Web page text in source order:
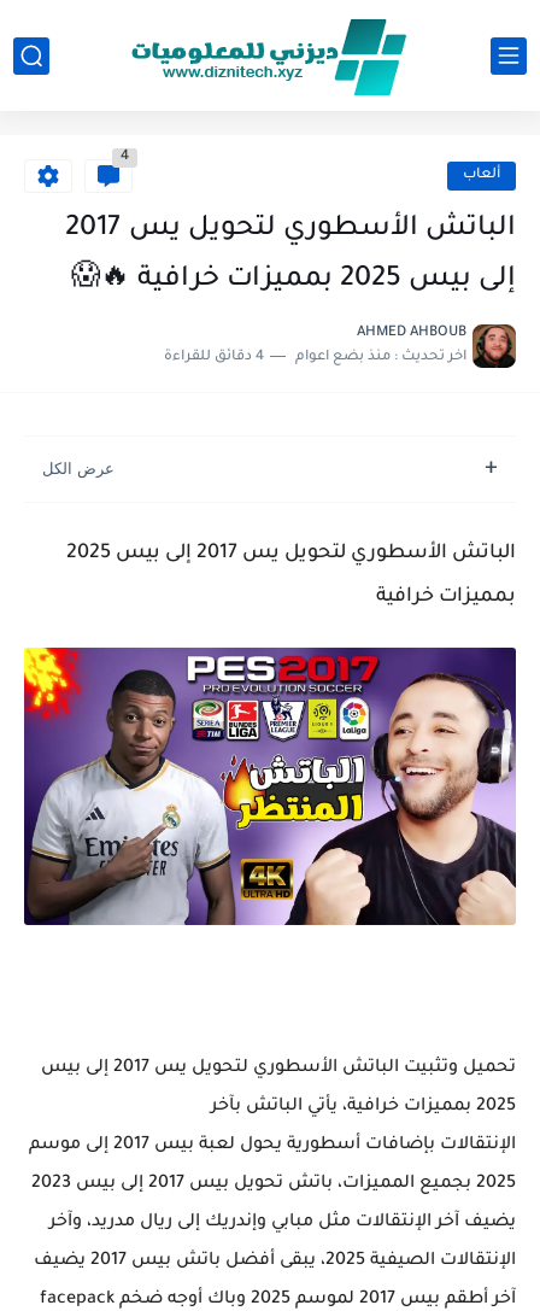
ألعاب
4
الباتش الأسطوري لتحويل يس 2017
إلى بيس 2025 بمميزات خرافية 🔥😱
AHMED AHBOUB
اخر تحديث : منذ بضع اعوام 4 دقائق للقراءة
الباتش الأسطوري لتحويل يس 2017 إلى بيس 2025
بمميزات خرافية
تحميل وتثبيت الباتش الأسطوري لتحويل يس 2017 إلى بيس
2025 بمميزات خرافية، يأتي الباتش بآخر
الإنتقالات بإضافات أسطورية يحول لعبة بيس 2017 إلى موسم
2025 بجميع المميزات، باتش تحويل بيس 2017 إلى بيس 2023
يضيف آخر الإنتقالات مثل مبابي وإندريك إلى ريال مدريد، وآخر
الإنتقالات الصيفية 2025، يبقى أفضل باتش بيس 2017 يضيف
آخر أطقم بيس 2017 لموسم 2025 وباك أوجه ضخم facepack